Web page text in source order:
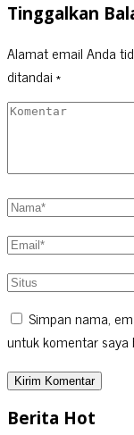
Tinggalkan
Alamat email Anda
ditandai*
Simpan nama,
untuk komentar saya
Berita Hot